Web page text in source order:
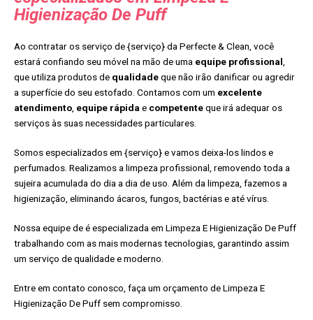
Higienização De Puff
Ao contratar os serviço de {serviço} da Perfecte & Clean, você
estará confiando seu móvel na mão de uma equipe profissional
que utiliza produtos de qualidadeque não irão danificar ou agredir
a superfície do seu estofado. Contamos com um excelente
atendimento equipe rápida e competenteque irá adequar os
serviços às suas necessidades particulares.
Somos especializados em {serviço} e vamos deixa-los lindos e
perfumados. Realizamos a limpeza profissional, removendo toda a
sujeira acumulada do dia a dia de uso. Além da limpeza, fazemos a
higienização, eliminando ácaros, fungos, bactérias e até vírus.
Nossa equipe de é especializada em Limpeza E Higienização De Puff
trabalhando com as mais modernas tecnologias, garantindo assim
um serviço de qualidade e moderno.
Entre em contato conosco, faça um orçamento de Limpeza E
Higienização De Puff sem compromisso.